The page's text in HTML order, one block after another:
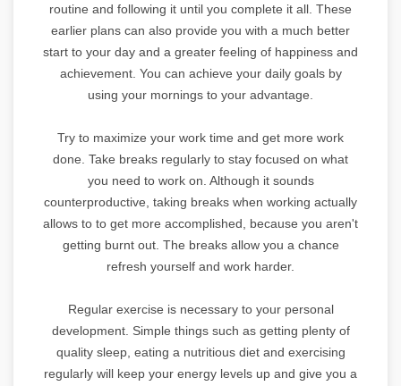
routine and following it until you complete it all. These
earlier plans can also provide you with a much better
start to your day and a greater feeling of happiness and
achievement. You can achieve your daily goals by
using your mornings to your advantage.
Try to maximize your work time and get more work
done. Take breaks regularly to stay focused on what
you need to work on. Although it sounds
counterproductive, taking breaks when working actually
allows to to get more accomplished, because you aren't
getting burnt out. The breaks allow you a chance
refresh yourself and work harder.
Regular exercise is necessary to your personal
development. Simple things such as getting plenty of
quality sleep, eating a nutritious diet and exercising
regularly will keep your energy levels up and give you a